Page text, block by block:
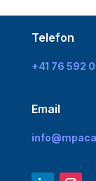
Telefon
+41 76 592
Email